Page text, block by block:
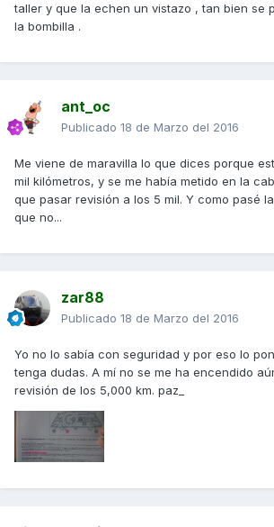
taller y que la echen un vistazo , tan bien se
la bombilla .
ant_oc
Publicado 18 de Marzo del 2016
Me viene de maravilla lo que dices porque
mil kilómetros, y se me había metido en la
que pasar revisión a los 5 mil. Y como pasé
que no...
zar88
Publicado 18 de Marzo del 2016
Yo no lo sabía con seguridad y por eso lo
tenga dudas. A mí no se me ha encendido
revisión de los 5,000 km. paz_